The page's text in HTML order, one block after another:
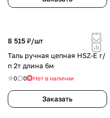
8 515 ₽/шт
Таль ручная цепная HSZ-E г/
п 2т длина 6м
0 0 Нет в наличии
Заказать